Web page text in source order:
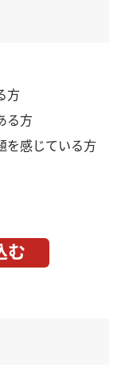
方
る方
を感じている方
む